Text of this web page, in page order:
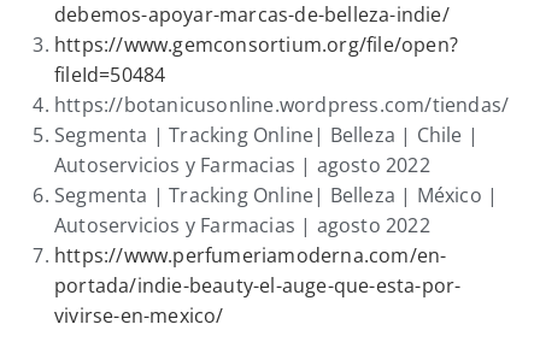
debemos-apoyar-marcas-de-belleza-indie/
https://www.gemconsortium.org/file/open?
fileId=50484
https://botanicusonline.wordpress.com/tiendas/
Segmenta | Tracking Online| Belleza | Chile |
Autoservicios y Farmacias | agosto 2022
Segmenta | Tracking Online| Belleza | México |
Autoservicios y Farmacias | agosto 2022
https://www.perfumeriamoderna.com/en-
portada/indie-beauty-el-auge-que-esta-por-
vivirse-en-mexico/